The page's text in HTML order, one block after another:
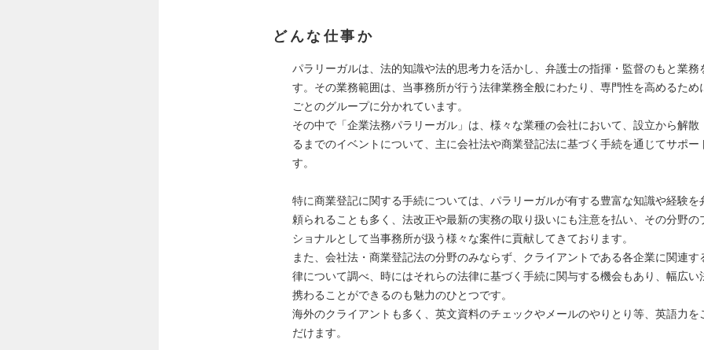
どんな仕事か
パラリーガルは、法的知識や法的思考力を活かし、弁護士の指揮・監督のもと業務
す。その業務範囲は、当事務所が行う法律業務全般にわたり、専門性を高めるため
ごとのグループに分かれています。
その中で「企業法務パラリーガル」は、様々な業種の会社において、設立から解散
るまでのイベントについて、主に会社法や商業登記法に基づく手続を通じてサポー
す。
特に商業登記に関する手続については、パラリーガルが有する豊富な知識や経験を
頼られることも多く、法改正や最新の実務の取り扱いにも注意を払い、その分野の
ショナルとして当事務所が扱う様々な案件に貢献してきております。
また、会社法・商業登記法の分野のみならず、クライアントである各企業に関連す
律について調べ、時にはそれらの法律に基づく手続に関与する機会もあり、幅広い
携わることができるのも魅力のひとつです。
海外のクライアントも多く、英文資料のチェックやメールのやりとり等、英語力を
だけます。